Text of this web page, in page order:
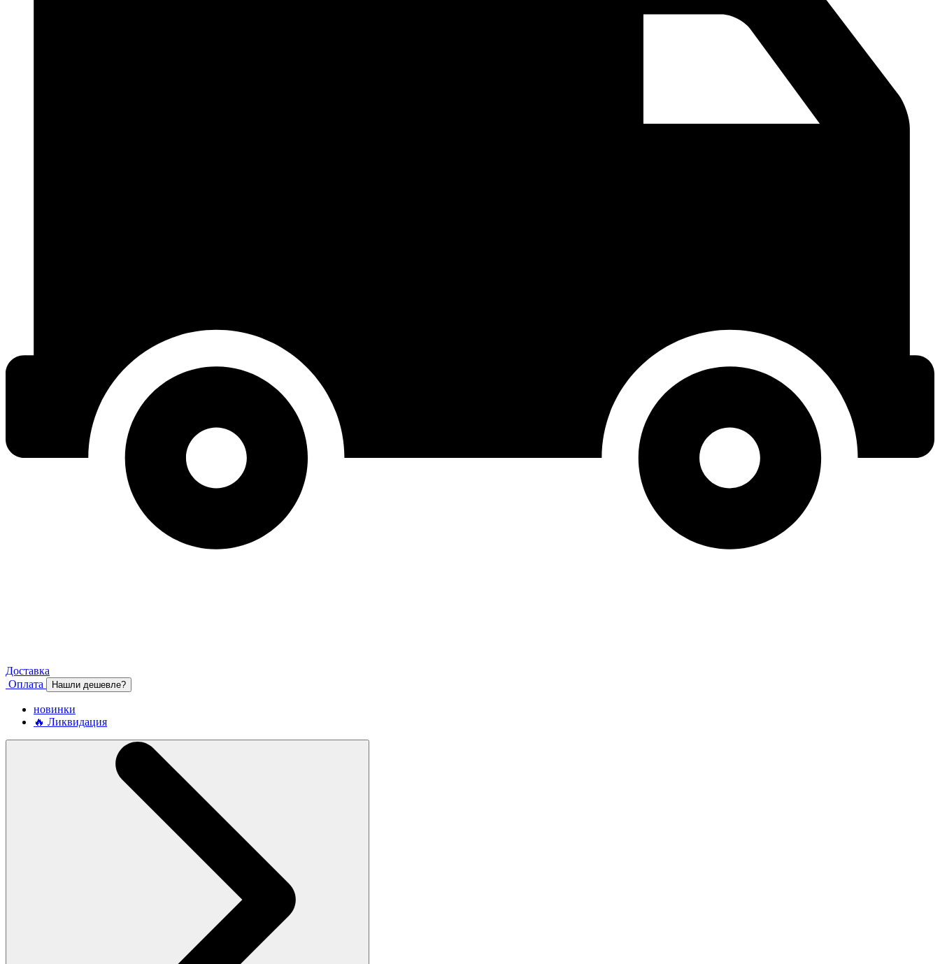
Доставка
Оплата
Нашли дешевле?
новинки
🔥 Ликвидация